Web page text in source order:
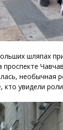
шляпах
необычная
кто увидели